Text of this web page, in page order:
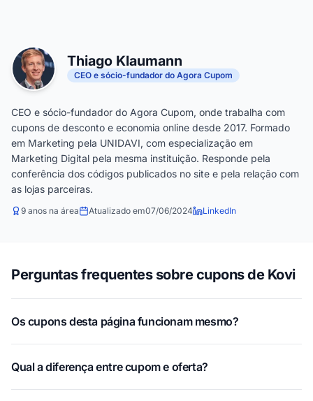
Thiago Klaumann
CEO e sócio-fundador do Agora Cupom
CEO e sócio-fundador do Agora Cupom, onde trabalha com
cupons de desconto e economia online desde 2017. Formado
em Marketing pela UNIDAVI, com especialização em
Marketing Digital pela mesma instituição. Responde pela
conferência dos códigos publicados no site e pela relação com
as lojas parceiras.
9 anos na área Atualizado em07/06/2024 LinkedIn
Perguntas frequentes sobre cupons de Kovi
Os cupons desta página funcionam mesmo?
Qual a diferença entre cupom e oferta?